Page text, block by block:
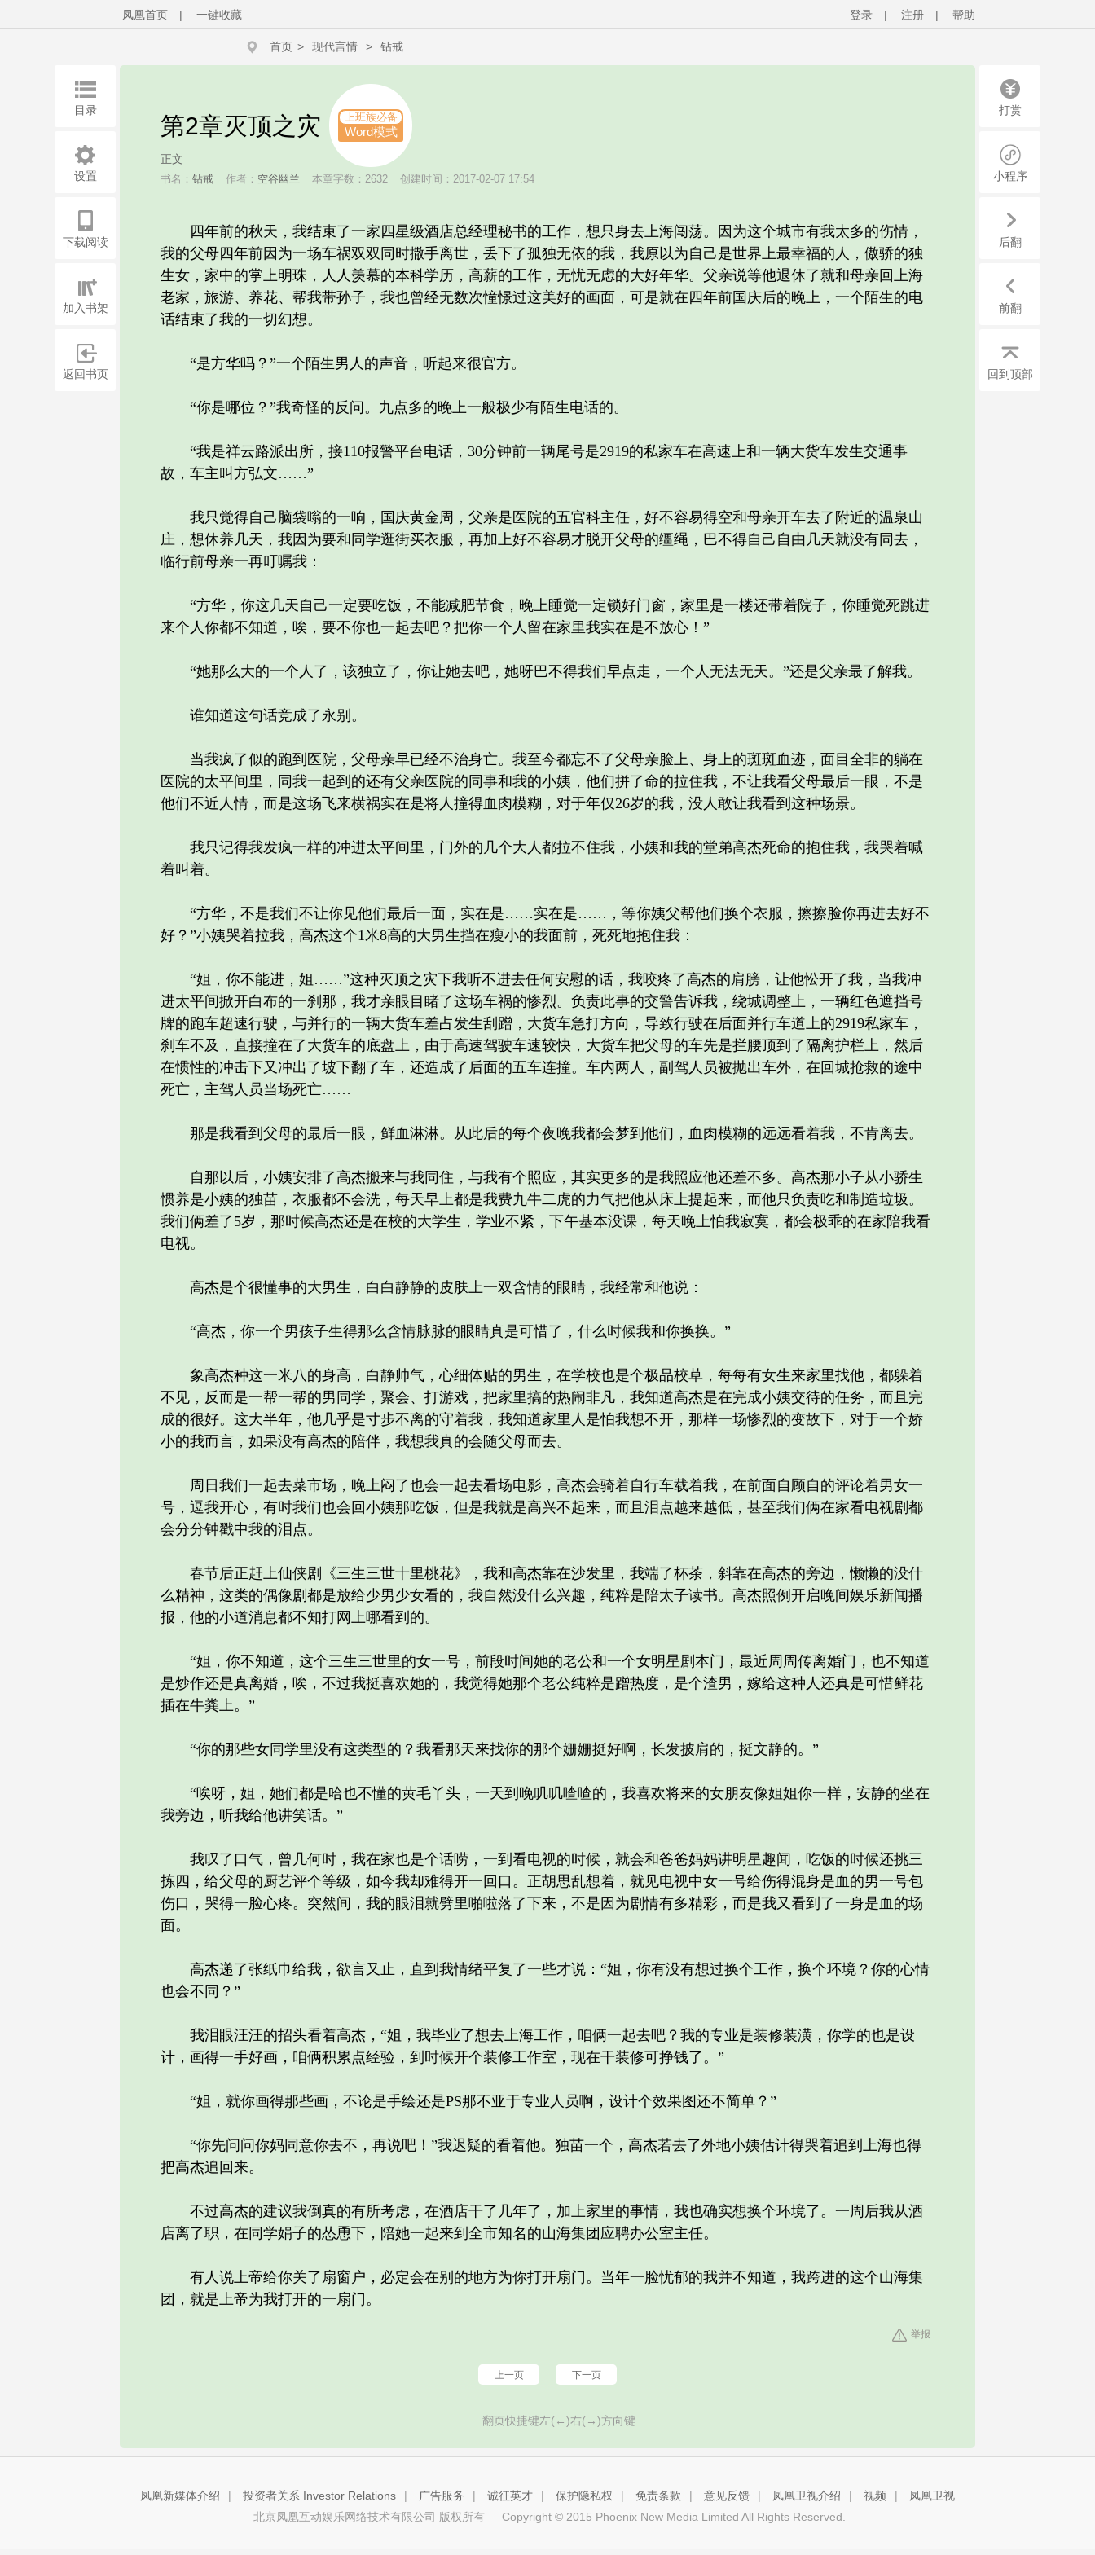
登录 | 注册 | 帮助
凤凰首页 | 一键收藏
首页 > 现代言情 > 钻戒
第2章灭顶之灾 上班族必备
Word模式
正文
书名： 钻戒 作者： 空谷幽兰 本章字数：2632 创建时间：2017-02-07 17:54
四年前的秋天，我结束了一家四星级酒店总经理秘书的工作，想只身去上海闯荡。因为这个城市有我太多的伤情，
我的父母四年前因为一场车祸双双同时撒手离世，丢下了孤独无依的我，我原以为自己是世界上最幸福的人，傲骄的独
生女，家中的掌上明珠，人人羡慕的本科学历，高薪的工作，无忧无虑的大好年华。父亲说等他退休了就和母亲回上海
老家，旅游、养花、帮我带孙子，我也曾经无数次憧憬过这美好的画面，可是就在四年前国庆后的晚上，一个陌生的电
话结束了我的一切幻想。
“是方华吗？”一个陌生男人的声音，听起来很官方。
“你是哪位？”我奇怪的反问。九点多的晚上一般极少有陌生电话的。
“我是祥云路派出所，接110报警平台电话，30分钟前一辆尾号是2919的私家车在高速上和一辆大货车发生交通事
故，车主叫方弘文……”
我只觉得自己脑袋嗡的一响，国庆黄金周，父亲是医院的五官科主任，好不容易得空和母亲开车去了附近的温泉山
庄，想休养几天，我因为要和同学逛街买衣服，再加上好不容易才脱开父母的缰绳，巴不得自己自由几天就没有同去，
临行前母亲一再叮嘱我：
“方华，你这几天自己一定要吃饭，不能减肥节食，晚上睡觉一定锁好门窗，家里是一楼还带着院子，你睡觉死跳进
来个人你都不知道，唉，要不你也一起去吧？把你一个人留在家里我实在是不放心！”
“她那么大的一个人了，该独立了，你让她去吧，她呀巴不得我们早点走，一个人无法无天。”还是父亲最了解我。
谁知道这句话竞成了永别。
当我疯了似的跑到医院，父母亲早已经不治身亡。我至今都忘不了父母亲脸上、身上的斑斑血迹，面目全非的躺在
医院的太平间里，同我一起到的还有父亲医院的同事和我的小姨，他们拼了命的拉住我，不让我看父母最后一眼，不是
他们不近人情，而是这场飞来横祸实在是将人撞得血肉模糊，对于年仅26岁的我，没人敢让我看到这种场景。
我只记得我发疯一样的冲进太平间里，门外的几个大人都拉不住我，小姨和我的堂弟高杰死命的抱住我，我哭着喊
着叫着。
“方华，不是我们不让你见他们最后一面，实在是……实在是……，等你姨父帮他们换个衣服，擦擦脸你再进去好不
好？”小姨哭着拉我，高杰这个1米8高的大男生挡在瘦小的我面前，死死地抱住我：
“姐，你不能进，姐……”这种灭顶之灾下我听不进去任何安慰的话，我咬疼了高杰的肩膀，让他忪开了我，当我冲
进太平间掀开白布的一刹那，我才亲眼目睹了这场车祸的惨烈。负责此事的交警告诉我，绕城调整上，一辆红色遮挡号
牌的跑车超速行驶，与并行的一辆大货车差占发生刮蹭，大货车急打方向，导致行驶在后面并行车道上的2919私家车，
刹车不及，直接撞在了大货车的底盘上，由于高速驾驶车速较快，大货车把父母的车先是拦腰顶到了隔离护栏上，然后
在惯性的冲击下又冲出了坡下翻了车，还造成了后面的五车连撞。车内两人，副驾人员被抛出车外，在回城抢救的途中
死亡，主驾人员当场死亡……
那是我看到父母的最后一眼，鲜血淋淋。从此后的每个夜晚我都会梦到他们，血肉模糊的远远看着我，不肯离去。
自那以后，小姨安排了高杰搬来与我同住，与我有个照应，其实更多的是我照应他还差不多。高杰那小子从小骄生
惯养是小姨的独苗，衣服都不会洗，每天早上都是我费九牛二虎的力气把他从床上提起来，而他只负责吃和制造垃圾。
我们俩差了5岁，那时候高杰还是在校的大学生，学业不紧，下午基本没课，每天晚上怕我寂寞，都会极乖的在家陪我看
电视。
高杰是个很懂事的大男生，白白静静的皮肤上一双含情的眼睛，我经常和他说：
“高杰，你一个男孩子生得那么含情脉脉的眼睛真是可惜了，什么时候我和你换换。”
象高杰种这一米八的身高，白静帅气，心细体贴的男生，在学校也是个极品校草，每每有女生来家里找他，都躲着
不见，反而是一帮一帮的男同学，聚会、打游戏，把家里搞的热闹非凡，我知道高杰是在完成小姨交待的任务，而且完
成的很好。这大半年，他几乎是寸步不离的守着我，我知道家里人是怕我想不开，那样一场惨烈的变故下，对于一个娇
小的我而言，如果没有高杰的陪伴，我想我真的会随父母而去。
周日我们一起去菜市场，晚上闷了也会一起去看场电影，高杰会骑着自行车载着我，在前面自顾自的评论着男女一
号，逗我开心，有时我们也会回小姨那吃饭，但是我就是高兴不起来，而且泪点越来越低，甚至我们俩在家看电视剧都
会分分钟戳中我的泪点。
春节后正赶上仙侠剧《三生三世十里桃花》，我和高杰靠在沙发里，我端了杯茶，斜靠在高杰的旁边，懒懒的没什
么精神，这类的偶像剧都是放给少男少女看的，我自然没什么兴趣，纯粹是陪太子读书。高杰照例开启晚间娱乐新闻播
报，他的小道消息都不知打网上哪看到的。
“姐，你不知道，这个三生三世里的女一号，前段时间她的老公和一个女明星剧本门，最近周周传离婚门，也不知道
是炒作还是真离婚，唉，不过我挺喜欢她的，我觉得她那个老公纯粹是蹭热度，是个渣男，嫁给这种人还真是可惜鲜花
插在牛粪上。”
“你的那些女同学里没有这类型的？我看那天来找你的那个姗姗挺好啊，长发披肩的，挺文静的。”
“唉呀，姐，她们都是哈也不懂的黄毛丫头，一天到晚叽叽喳喳的，我喜欢将来的女朋友像姐姐你一样，安静的坐在
我旁边，听我给他讲笑话。”
我叹了口气，曾几何时，我在家也是个话唠，一到看电视的时候，就会和爸爸妈妈讲明星趣闻，吃饭的时候还挑三
拣四，给父母的厨艺评个等级，如今我却难得开一回口。正胡思乱想着，就见电视中女一号给伤得混身是血的男一号包
伤口，哭得一脸心疼。突然间，我的眼泪就劈里啪啦落了下来，不是因为剧情有多精彩，而是我又看到了一身是血的场
面。
高杰递了张纸巾给我，欲言又止，直到我情绪平复了一些才说：“姐，你有没有想过换个工作，换个环境？你的心情
也会不同？”
我泪眼汪汪的招头看着高杰，“姐，我毕业了想去上海工作，咱俩一起去吧？我的专业是装修装潢，你学的也是设
计，画得一手好画，咱俩积累点经验，到时候开个装修工作室，现在干装修可挣钱了。”
“姐，就你画得那些画，不论是手绘还是PS那不亚于专业人员啊，设计个效果图还不简单？”
“你先问问你妈同意你去不，再说吧！”我迟疑的看着他。独苗一个，高杰若去了外地小姨估计得哭着追到上海也得
把高杰追回来。
不过高杰的建议我倒真的有所考虑，在酒店干了几年了，加上家里的事情，我也确实想换个环境了。一周后我从酒
店离了职，在同学娟子的怂恿下，陪她一起来到全市知名的山海集团应聘办公室主任。
有人说上帝给你关了扇窗户，必定会在别的地方为你打开扇门。当年一脸忧郁的我并不知道，我跨进的这个山海集
团，就是上帝为我打开的一扇门。
举报
上一页 下一页
翻页快捷键左(←)右(→)方向键
目录
设置
下载阅读
加入书架
返回书页
打赏
小程序
后翻
前翻
回到顶部
凤凰新媒体介绍 | 投资者关系 Investor Relations | 广告服务 | 诚征英才 | 保护隐私权 | 免责条款 | 意见反馈 | 凤凰卫视介绍 | 视频 |
凤凰卫视
北京凤凰互动娱乐网络技术有限公司 版权所有
Copyright © 2015 Phoenix New Media Limited All Rights Reserved.